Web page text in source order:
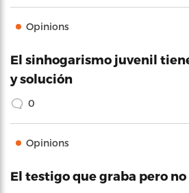
Opinions
El sinhogarismo juvenil
y solución
0
Opinions
El testigo que graba pero